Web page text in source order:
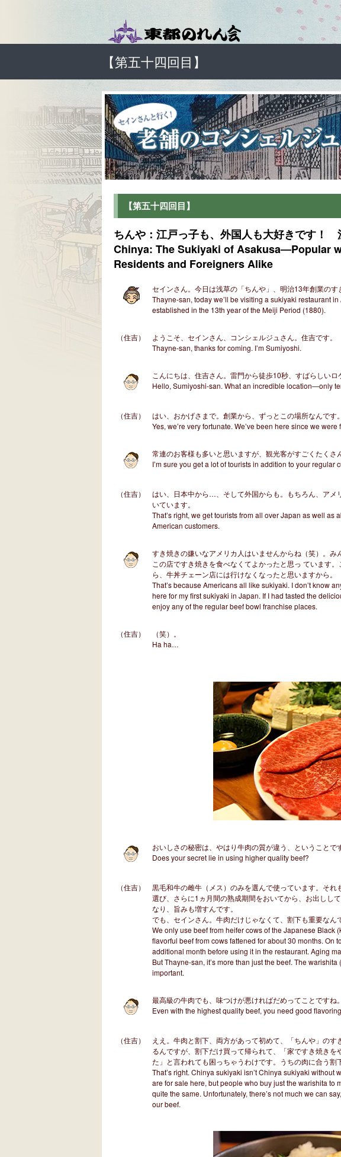
【第五十四回目】
【第五十四回目】
ちんや：江戸っ子も、外国人も大好きです！
Chinya: The Sukiyaki of Asakusa―Popular
Residents and Foreigners Alike
セインさん。今日は浅草の「ちんや」、明治13年創業のす
Thayne-san, today we’ll be visiting a sukiyaki restaurant
established in the 13th year of the Meiji Period (1880).
（住吉）
ようこそ、セインさん、コンシェルジュさん。住吉です。
Thayne-san, thanks for coming. I’m Sumiyoshi.
こんにちは、住吉さん。雷門から徒歩10秒、すばらしいロ
Hello, Sumiyoshi-san. What an incredible location―only
（住吉）
はい、おかげさまで。創業から、ずっとこの場所なんです。
Yes, we’re very fortunate. We’ve been here since we were
常連のお客様も多いと思いますが、観光客がすごくたくさ
I’m sure you get a lot of tourists in addition to your regular
（住吉）
はい、日本中から…、そして外国からも。もちろん、アメ
いています。
That’s right, we get tourists from all over Japan as well as
American customers.
すき焼きの嫌いなアメリカ人はいませんからね（笑）。
この店ですき焼きを食べなくてよかったと思っ ています
ら、牛丼チェーン店には行けなくなったと思いますから。
That’s because Americans all like sukiyaki. I don’t know
here for my first sukiyaki in Japan. If I had tasted the
enjoy any of the regular beef bowl franchise places.
（住吉）
（笑）。
Ha ha…
おいしさの秘密は、やはり牛肉の質が違う、ということで
Does your secret lie in using higher quality beef?
（住吉）
黒毛和牛の雌牛（メス）のみを選んで使っています。そ
選び、さらに1ヵ月間の熟成期間をおいてから、お出しし
なり、旨みも増すんです。
でも、セインさん。牛肉だけじゃなくて、割下も重要なん
We only use beef from heifer cows of the Japanese Black
flavorful beef from cows fattened for about 30 months. On
additional month before using it in the restaurant. Aging
But Thayne-san, it’s more than just the beef. The
important.
最高級の牛肉でも、味つけが悪ければだめってことですね。
Even with the highest quality beef, you need good
（住吉）
ええ。牛肉と割下、両方があって初めて、「ちんや」の
るんですが、割下だけ買って帰られて、「家ですき焼き
た」と言われても困っちゃうわけです。うちの肉に合う割
That’s right. Chinya sukiyaki isn’t Chinya sukiyaki without
are for sale here, but people who buy just the warishita to
quite the same. Unfortunately, there’s not much we can
our beef.